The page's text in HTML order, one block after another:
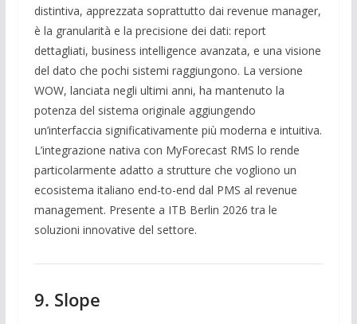
distintiva, apprezzata soprattutto dai revenue manager,
è la granularità e la precisione dei dati: report
dettagliati, business intelligence avanzata, e una visione
del dato che pochi sistemi raggiungono. La versione
WOW, lanciata negli ultimi anni, ha mantenuto la
potenza del sistema originale aggiungendo
un’interfaccia significativamente più moderna e intuitiva.
L’integrazione nativa con MyForecast RMS lo rende
particolarmente adatto a strutture che vogliono un
ecosistema italiano end-to-end dal PMS al revenue
management. Presente a ITB Berlin 2026 tra le
soluzioni innovative del settore.
9. Slope